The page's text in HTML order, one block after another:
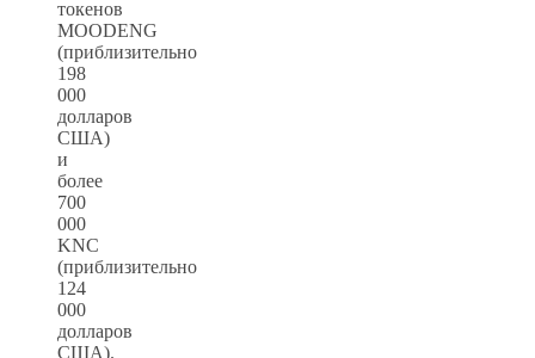
токенов
MOODENG
(приблизительно
198
000
долларов
США)
и
более
700
000
KNC
(приблизительно
124
000
долларов
США).